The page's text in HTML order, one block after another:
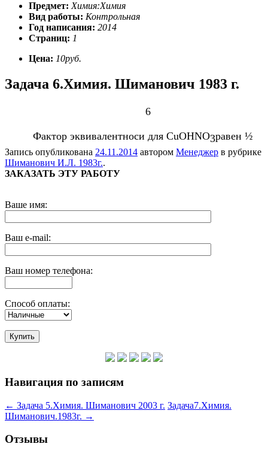
Предмет: Химия:Химия
Вид работы: Контрольная
Год написания: 2014
Страниц: 1
Цена: 10руб.
Задача 6.Химия. Шиманович 1983 г.
6
Фактор эквивалентноси для CuOHNO3равен ½
Запись опубликована 24.11.2014 автором Менеджер в рубрике
Шиманович И.Л. 1983г..
ЗАКАЗАТЬ ЭТУ РАБОТУ
Ваше имя:
Ваш e-mail:
Ваш номер телефона:
Способ оплаты:
Навигация по записям
← Задача 5.Химия. Шиманович 2003 г. Задача7.Химия.
Шиманович.1983г. →
Отзывы